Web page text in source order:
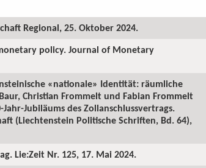
Regional, 25. Oktober 2024.
policy. Journal of Monetary
«nationale» Identität: räumliche
Christian Frommelt und Fabian Frommelt
Jubiläums des Zollanschlussvertrags.
(Liechtenstein Politische Schriften, Bd. 64),
Lie:Zeit Nr. 125, 17. Mai 2024.